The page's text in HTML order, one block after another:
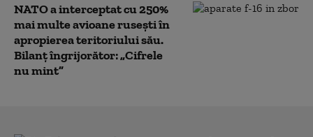
NATO a interceptat cu 250%
mai multe avioane rusești în
apropierea teritoriului său.
Bilanț îngrijorător: „Cifrele
nu mint”